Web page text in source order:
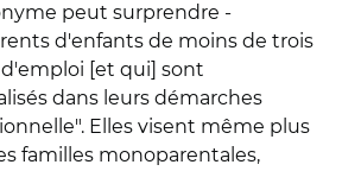
peut surprendre -
d'enfants de moins de trois
[et qui] sont
dans leurs démarches
Elles visent même plus
familles monoparentales,